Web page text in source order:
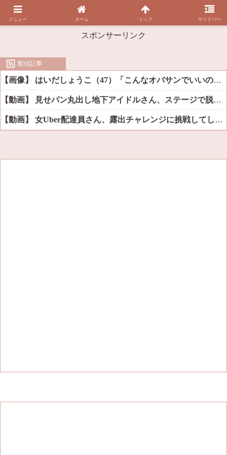
スポンサーリンク
配信記事
【画像】 はいだしょうこ（47）「こんなオバサンでいいの…？」
【動画】 見せパン丸出し地下アイドルさん、ステージで脱いでしまう
【動画】 女Uber配達員さん、露出チャレンジに挑戦してしまうｗｗｗｗ
メニュー ホーム トップ サイドバー